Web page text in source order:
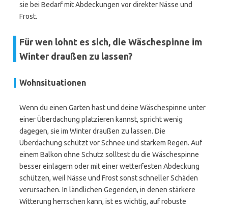
sie bei Bedarf mit Abdeckungen vor direkter Nässe und
Frost.
Für wen lohnt es sich, die Wäschespinne im
Winter draußen zu lassen?
Wohnsituationen
Wenn du einen Garten hast und deine Wäschespinne unter
einer Überdachung platzieren kannst, spricht wenig
dagegen, sie im Winter draußen zu lassen. Die
Überdachung schützt vor Schnee und starkem Regen. Auf
einem Balkon ohne Schutz solltest du die Wäschespinne
besser einlagern oder mit einer wetterfesten Abdeckung
schützen, weil Nässe und Frost sonst schneller Schäden
verursachen. In ländlichen Gegenden, in denen stärkere
Witterung herrschen kann, ist es wichtig, auf robuste